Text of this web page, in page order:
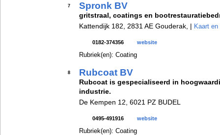
7 Spronk BV
gritstraal, coatings en
Kattendijk 182, 2831 AE Gouderak, | Kaart en
0182-374356 website
Rubriek(en): Coating
8 Rubcoat BV
Rubcoat is gespecialiseerd in
industrie.
De Kempen 12, 6021 PZ BUDEL
0495-491916 website
Rubriek(en): Coating